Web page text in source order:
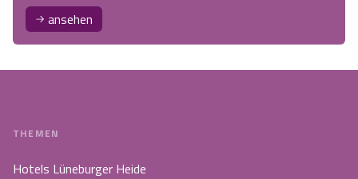
ansehen
THEMEN
Hotels Lüneburger Heide